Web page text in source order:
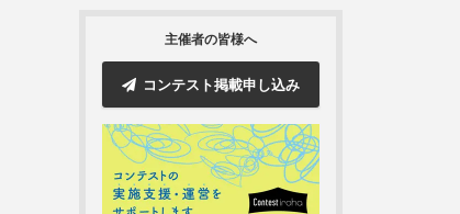
主催者の皆様へ
コンテスト掲載申し込み